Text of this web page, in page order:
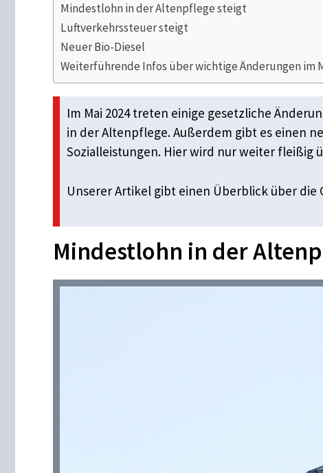
Mindestlohn in der Altenpflege steigt
Luftverkehrssteuer steigt
Neuer Bio-Diesel
Weiterführende Infos über wichtige Änderungen im
Im Mai 2024 treten einige gesetzliche
in der Altenpflege. Außerdem gibt es einen
Sozialleistungen. Hier wird nur weiter fleißig
Unserer Artikel gibt einen Überblick über die
Mindestlohn in der